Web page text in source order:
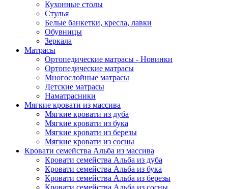
Кухонные столы
Стулья
Белые банкетки, кресла, лавки
Обувницы
Зеркала
Матрасы
Ортопедические матрасы - Новинки
Ортопедические матрасы
Многослойные матрасы
Детские матрасы
Наматрасники
Мягкие кровати из массива
Мягкие кровати из дуба
Мягкие кровати из бука
Мягкие кровати из березы
Мягкие кровати из сосны
Кровати семейства Альба из массива
Кровати семейства Альба из дуба
Кровати семейства Альба из бука
Кровати семейства Альба из березы
Кровати семейства Альба из сосны